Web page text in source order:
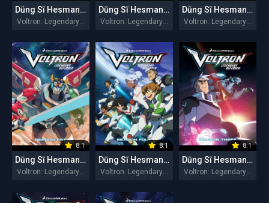
Dũng Sĩ Hesman (Mùa 8)
Voltron: Legendary Defender Season 8 2018
Dũng Sĩ Hesman (Mùa 7)
Voltron: Legendary Defender Season 7 2018
Dũng Sĩ Hesman (Mùa 6)
Voltron: Legendary Defender Season 6 2018
8.1
Dũng Sĩ Hesman (Mùa 5)
8.1
Dũng Sĩ Hesman (Mùa 4)
Voltron: Legendary Defender Season 4 2017
8.1
Dũng Sĩ Hesman (Mùa 3)
Voltron: Legendary Defender Season 3 2017